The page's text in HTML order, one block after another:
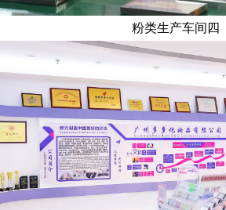
粉类生产车间四